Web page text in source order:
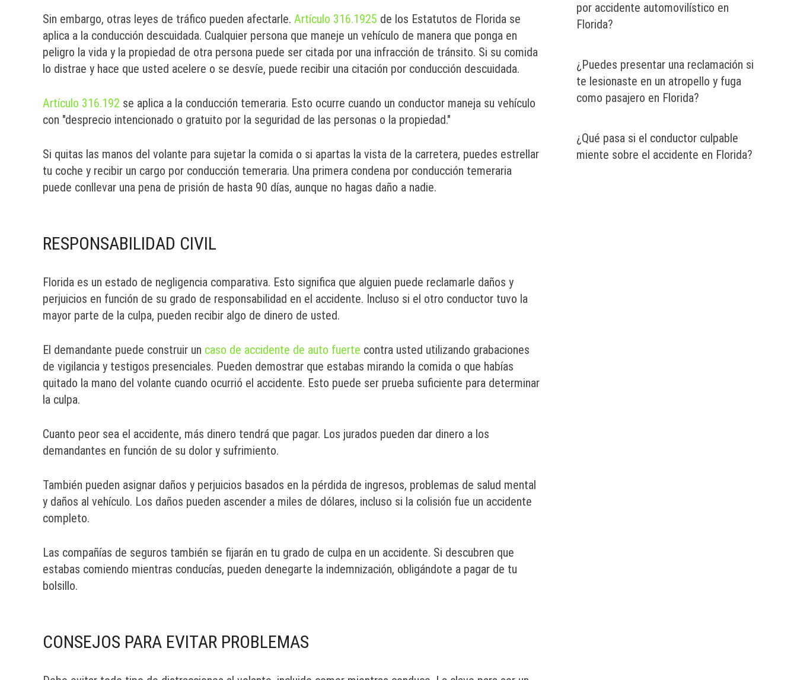
Sin embargo, otras leyes de tráfico pueden afectarle. Artículo 316.1925 de los Estatutos de Florida se
aplica a la conducción descuidada. Cualquier persona que maneje un vehículo de manera que ponga en
peligro la vida y la propiedad de otra persona puede ser citada por una infracción de tránsito. Si su comida
lo distrae y hace que usted acelere o se desvíe, puede recibir una citación por conducción descuidada.
Artículo 316.192 se aplica a la conducción temeraria. Esto ocurre cuando un conductor maneja su vehículo
con "desprecio intencionado o gratuito por la seguridad de las personas o la propiedad."
Si quitas las manos del volante para sujetar la comida o si apartas la vista de la carretera, puedes estrellar
tu coche y recibir un cargo por conducción temeraria. Una primera condena por conducción temeraria
puede conllevar una pena de prisión de hasta 90 días, aunque no hagas daño a nadie.
RESPONSABILIDAD CIVIL
Florida es un estado de negligencia comparativa. Esto significa que alguien puede reclamarle daños y
perjuicios en función de su grado de responsabilidad en el accidente. Incluso si el otro conductor tuvo la
mayor parte de la culpa, pueden recibir algo de dinero de usted.
El demandante puede construir un caso de accidente de auto fuerte contra usted utilizando grabaciones
de vigilancia y testigos presenciales. Pueden demostrar que estabas mirando la comida o que habías
quitado la mano del volante cuando ocurrió el accidente. Esto puede ser prueba suficiente para determinar
la culpa.
Cuanto peor sea el accidente, más dinero tendrá que pagar. Los jurados pueden dar dinero a los
demandantes en función de su dolor y sufrimiento.
También pueden asignar daños y perjuicios basados en la pérdida de ingresos, problemas de salud mental
y daños al vehículo. Los daños pueden ascender a miles de dólares, incluso si la colisión fue un accidente
completo.
Las compañías de seguros también se fijarán en tu grado de culpa en un accidente. Si descubren que
estabas comiendo mientras conducías, pueden denegarte la indemnización, obligándote a pagar de tu
bolsillo.
CONSEJOS PARA EVITAR PROBLEMAS
por accidente automovilístico en
Florida?
¿Puedes presentar una reclamación si
te lesionaste en un atropello y fuga
como pasajero en Florida?
¿Qué pasa si el conductor culpable
miente sobre el accidente en Florida?